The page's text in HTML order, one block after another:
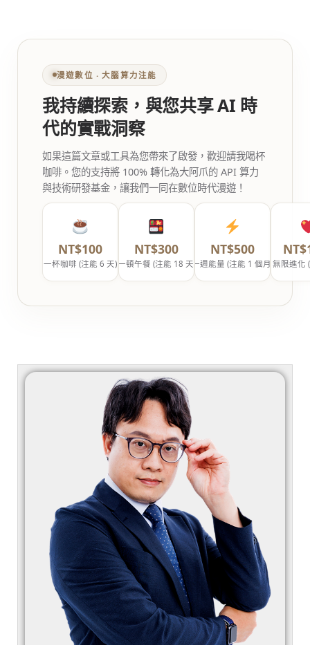
漫遊數位 ‧ 大腦算力注能
我持續探索，與您共享 AI 時
代的實戰洞察
如果這篇文章或工具為您帶來了啟發，歡迎請我喝杯
咖啡。您的支持將 100% 轉化為大阿爪的 API 算力
與技術研發基金，讓我們一同在數位時代漫遊！
NT$100
一杯咖啡 (注能 6 天)
NT$300
一頓午餐 (注能 18 天)
NT$500
一週能量 (注能 1 個月)無限進化